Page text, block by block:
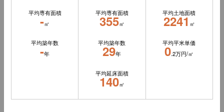
平均専有面積
-㎡
平均築年数
-年
平均専有面積
355㎡
平均築年数
29年
平均延床面積
140㎡
平均土地面積
2241㎡
平均平米単価
0.2万円/㎡